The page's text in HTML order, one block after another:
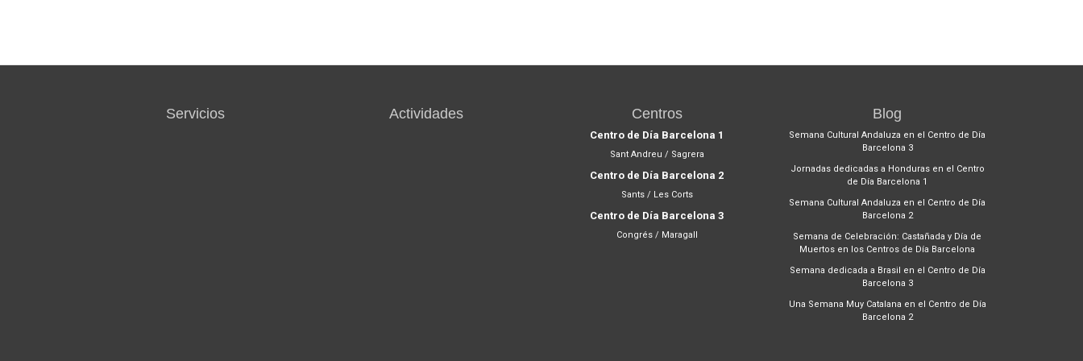
Servicios Actividades Centros
Centro de Día Barcelona 1
Sant Andreu / Sagrera
Centro de Día Barcelona 2
Sants / Les Corts
Centro de Día Barcelona 3
Congrés / Maragall
Blog
Semana Cultural Andaluza en el Centro de Día
Barcelona 3
Jornadas dedicadas a Honduras en el Centro
de Día Barcelona 1
Semana Cultural Andaluza en el Centro de Día
Barcelona 2
Semana de Celebración: Castañada y Día de
Muertos en los Centros de Día Barcelona
Semana dedicada a Brasil en el Centro de Día
Barcelona 3
Una Semana Muy Catalana en el Centro de Día
Barcelona 2